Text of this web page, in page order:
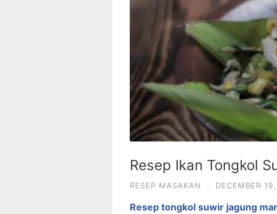
Resep Ikan Tongkol
RESEP MASAKAN · DECEMBER
Resep tongkol suwir jagung